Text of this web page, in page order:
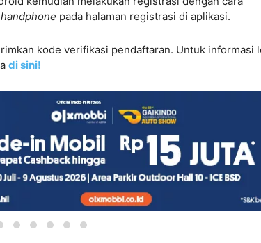
handphone pada halaman registrasi di aplikasi.
kode verifikasi pendaftaran. Untuk informasi
di sini!